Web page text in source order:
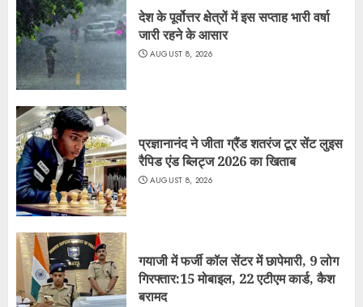
देश के पूर्वोत्तर क्षेत्रों में इस सप्ताह भारी वर्षा
जारी रहने के आसार
AUGUST 8, 2026
प्रज्ञानानंद ने जीता ग्रैंड शतरंज टूर सेंट लुइस
रैपिड एंड ब्लिट्ज 2026 का खिताब
AUGUST 8, 2026
गयाजी में फर्जी कॉल सेंटर में छापेमारी, 9 लोग
गिरफ्तार:15 मोबाइल, 22 एटीएम कार्ड, कैश
बरामद